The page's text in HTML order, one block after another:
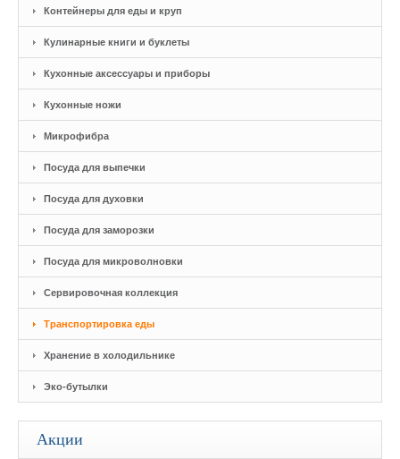
Контейнеры для еды и круп
Кулинарные книги и буклеты
Кухонные аксессуары и приборы
Кухонные ножи
Микрофибра
Посуда для выпечки
Посуда для духовки
Посуда для заморозки
Посуда для микроволновки
Сервировочная коллекция
Транспортировка еды
Хранение в холодильнике
Эко-бутылки
Акции